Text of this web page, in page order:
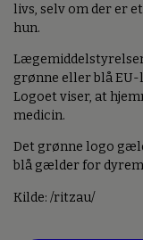
livs, selv om der er
hun.
grønne eller blå EU-
Logoet viser, at
medicin.
Det grønne logo
blå gælder for
Kilde: /ritzau/